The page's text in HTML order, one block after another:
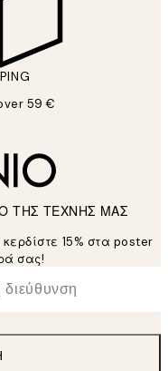
59 €
ΤΗΣ ΤΕΧΝΗΣ ΜΑΣ
15% στα poster
σας!